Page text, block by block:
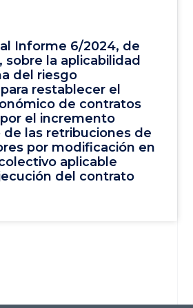
Informe 6/2024, de
sobre la aplicabilidad
del riesgo
restablecer el
de contratos
el incremento
las retribuciones de
por modificación en
aplicable
del contrato